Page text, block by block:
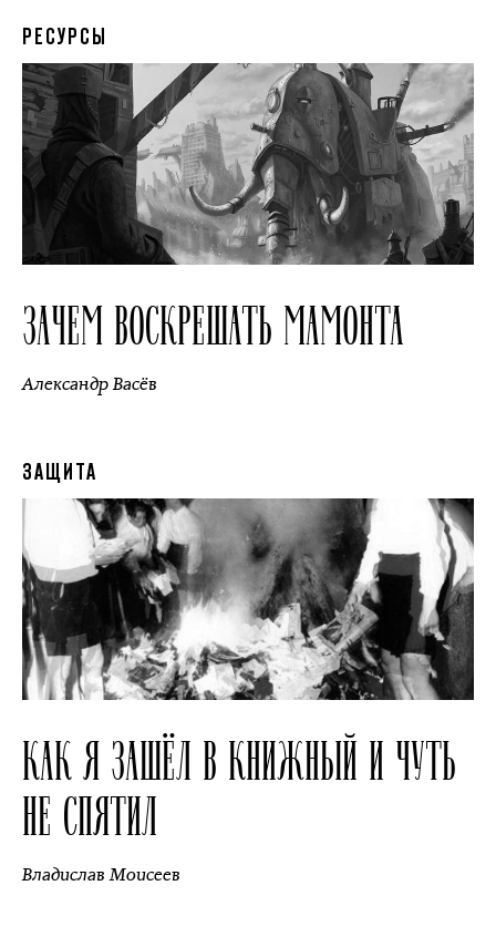
РЕСУРСЫ
ЗАЧЕМ ВОСКРЕШАТЬ МАМОНТА
Александр Васёв
ЗАЩИТА
КАК Я ЗАШЁЛ В КНИЖНЫЙ И ЧУТЬ
НЕ СПЯТИЛ
Владислав Моисеев